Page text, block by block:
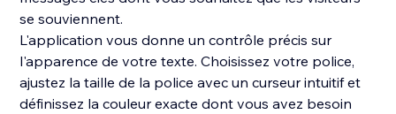
se souviennent.
L'application vous donne un contrôle précis sur
l'apparence de votre texte. Choisissez votre police,
ajustez la taille de la police avec un curseur intuitif et
définissez la couleur exacte dont vous avez besoin